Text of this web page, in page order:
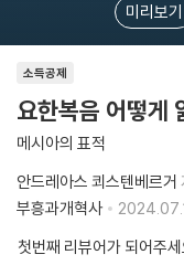
미리보기
소득공제
요한복음 어떻게
메시아의 표적
안드레아스 쾨스텐베르거
부흥과개혁사
첫번째 리뷰어가 되어주